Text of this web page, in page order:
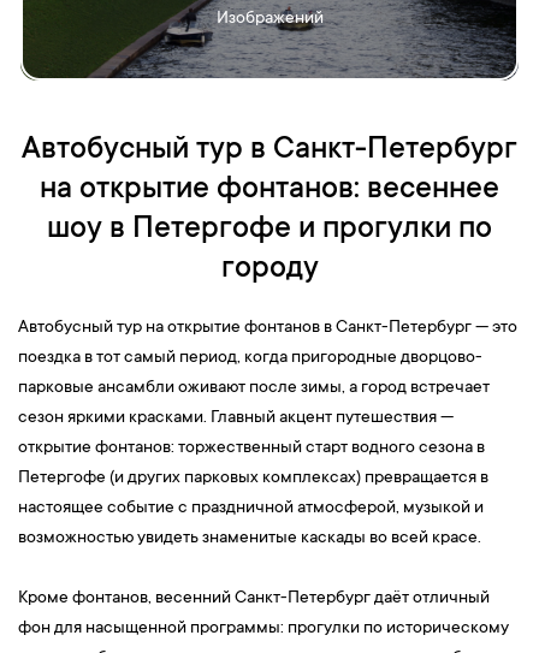
Изображений
Автобусный тур в Санкт-Петербург
на открытие фонтанов: весеннее
шоу в Петергофе и прогулки по
городу
Автобусный тур на открытие фонтанов в Санкт-Петербург — это
поездка в тот самый период, когда пригородные дворцово-
парковые ансамбли оживают после зимы, а город встречает
сезон яркими красками. Главный акцент путешествия —
открытие фонтанов: торжественный старт водного сезона в
Петергофе (и других парковых комплексах) превращается в
настоящее событие с праздничной атмосферой, музыкой и
возможностью увидеть знаменитые каскады во всей красе.
Кроме фонтанов, весенний Санкт-Петербург даёт отличный
фон для насыщенной программы: прогулки по историческому